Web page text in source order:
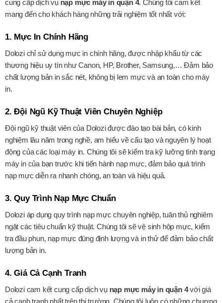
cung cấp dịch vụ nạp mực máy in quận 4. Chúng tôi cam kết
mang đến cho khách hàng những trải nghiệm tốt nhất với:
1. Mực In Chính Hãng
Dolozi chỉ sử dụng mực in chính hãng, được nhập khẩu từ các
thương hiệu uy tín như Canon, HP, Brother, Samsung,… Đảm bảo
chất lượng bản in sắc nét, không bị lem mực và an toàn cho máy
in.
2. Đội Ngũ Kỹ Thuật Viên Chuyên Nghiệp
Đội ngũ kỹ thuật viên của Dolozi được đào tạo bài bản, có kinh
nghiệm lâu năm trong nghề, am hiểu về cấu tạo và nguyên lý hoạt
động của các loại máy in. Chúng tôi sẽ kiểm tra kỹ lưỡng tình trạng
máy in của bạn trước khi tiến hành nạp mực, đảm bảo quá trình
nạp mực diễn ra nhanh chóng, an toàn và hiệu quả.
3. Quy Trình Nạp Mực Chuẩn
Dolozi áp dụng quy trình nạp mực chuyên nghiệp, tuân thủ nghiêm
ngặt các tiêu chuẩn kỹ thuật. Chúng tôi sẽ vệ sinh hộp mực, kiểm
tra đầu phun, nạp mực đúng định lượng và in thử để đảm bảo chất
lượng bản in.
4. Giá Cả Cạnh Tranh
Dolozi cam kết cung cấp dịch vụ nạp mực máy in quận 4với giá